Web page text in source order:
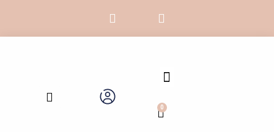
содержимому
F
a
c
k
I
n
s
g
r
m
Search
Menu
0Cart